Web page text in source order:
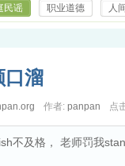
民谣 职业道德 人
口溜
作者: panpan 点
不及格， 老师罚我